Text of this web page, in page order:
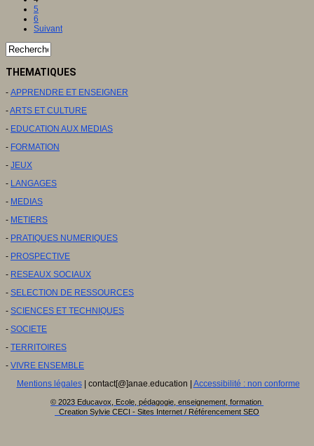
5
6
Suivant
THEMATIQUES
- APPRENDRE ET ENSEIGNER
-ARTS ET CULTURE
- EDUCATION AUX MEDIAS
- FORMATION
- JEUX
- LANGAGES
- MEDIAS
- METIERS
- PRATIQUES NUMERIQUES
- PROSPECTIVE
- RESEAUX SOCIAUX
- SELECTION DE RESSOURCES
- SCIENCES ET TECHNIQUES
- SOCIETE
- TERRITOIRES
- VIVRE ENSEMBLE
Mentions légales| contact[@]anae.education | Accessibilité : non conforme
© 2023 Educavox, Ecole, pédagogie, enseignement, formation
Creation Sylvie CECI - Sites Internet / Référencement SEO